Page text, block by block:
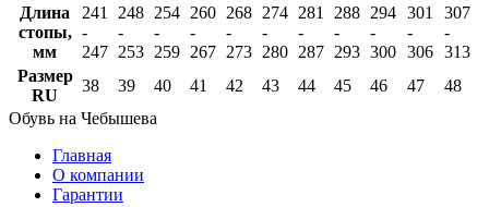
Длина
стопы,
мм
241
-
247
248
-
253
254
-
259
260
-
267
268
-
273
274
-
280
281
-
287
288
-
293
294
-
300
301
-
306
307
-
313
Размер
RU
38 39 40 41 42 43 44 45 46 47
48
Обувь на Чебышева
Главная
О компании
Гарантии